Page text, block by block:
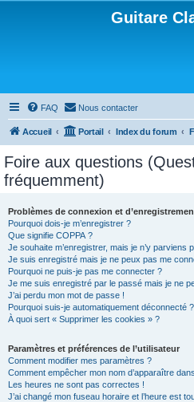
Guitare
FAQ Nous contacter
Accueil Portail Index du forum
Foire aux questions
fréquemment)
Problèmes de connexion et
Pourquoi dois-je m’enregistrer ?
Que signifie COPPA ?
Je souhaite m’enregistrer, mais je n’y parviens
Je suis enregistré mais je ne peux pas me
Pourquoi ne puis-je pas me connecter ?
Je me suis enregistré par le passé mais je ne
J’ai perdu mon mot de passe !
Pourquoi suis-je automatiquement déconnecté ?
À quoi sert « Supprimer les cookies » ?
Paramètres et préférences de l’utilisateur
Comment modifier mes paramètres ?
Comment empêcher mon nom d’apparaître
Les heures ne sont pas correctes !
J’ai changé mon fuseau horaire et l’heure est